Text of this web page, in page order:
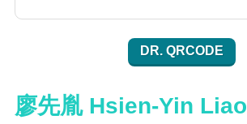
DR. QRCODE
廖先胤 Hsien-Yin Liao